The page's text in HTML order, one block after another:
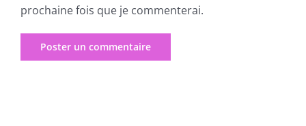
prochaine fois que je commenterai.